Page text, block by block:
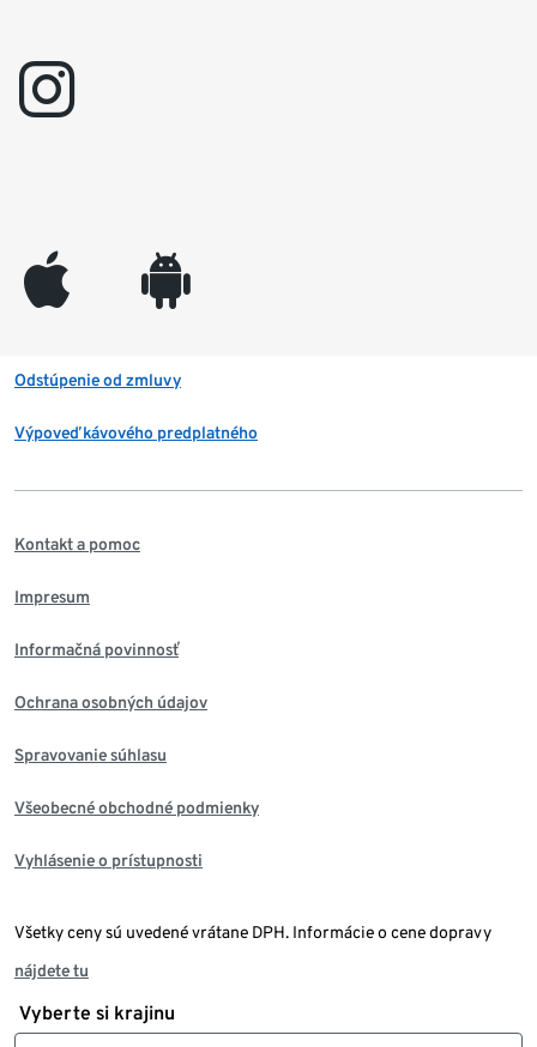
instagram
appleinc android
Odstúpenie od zmluvy
Výpoveď kávového predplatného
Kontakt a pomoc
Impresum
Informačná povinnosť
Ochrana osobných údajov
Spravovanie súhlasu
Všeobecné obchodné podmienky
Vyhlásenie o prístupnosti
Všetky ceny sú uvedené vrátane DPH. Informácie o cene dopravy
nájdete tu
Vyberte si krajinu